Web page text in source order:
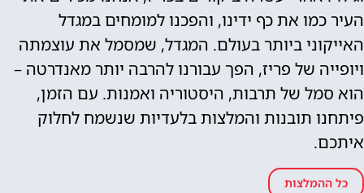
העיר כמו את כף ידינו, והפכנו למומחים במגדל
האייקוני ביותר בעולם. המגדל, שמסמל את עוצמתה
ויופייה של פריז, הפך עבורנו להרבה יותר מאנדרטה –
הוא סמל של תרבות, היסטוריה ואמנות. עם הזמן,
פיתחנו תובנות והמלצות בלעדיות שנשמח לחלוק
איתכם.
כל ההמלצות